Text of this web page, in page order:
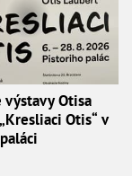
Otisa
Otis“ v